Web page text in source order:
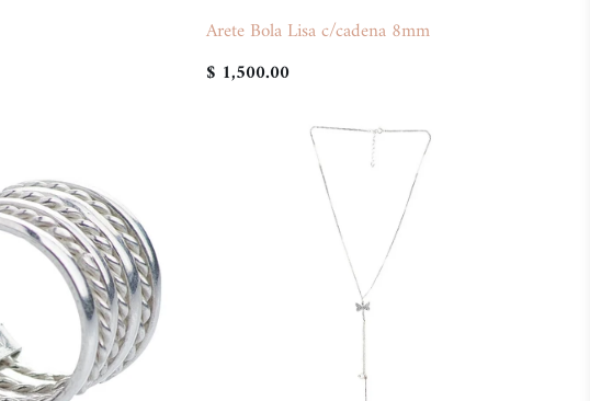
Arete Bola Lisa c/cadena 8mm
$ 1,500.00